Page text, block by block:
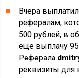
Вчера
рефералам,
500 рублей, в
еще выплачу
Реферала
реквизиты для